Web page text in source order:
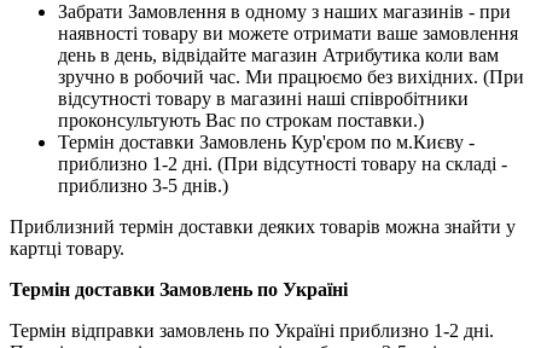
Забрати Замовлення в одному з наших магазинів - при
наявності товару ви можете отримати ваше замовлення
день в день, відвідайте магазин Атрибутика коли вам
зручно в робочий час. Ми працюємо без вихідних. (При
відсутності товару в магазині наші співробітники
проконсультують Вас по строкам поставки.)
Термін доставки Замовлень Кур'єром по м.Києву -
приблизно 1-2 дні. (При відсутності товару на складі -
приблизно 3-5 днів.)
Приблизний термін доставки деяких товарів можна знайти у
картці товару.
Термін доставки Замовлень по Україні
Термін відправки замовлень по Україні приблизно 1-2 дні.